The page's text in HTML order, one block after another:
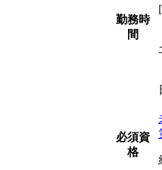
勤務時
間
必須資
格